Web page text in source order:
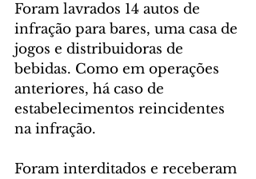
Foram lavrados 14 autos de
infração para bares, uma casa de
jogos e distribuidoras de
bebidas. Como em operações
anteriores, há caso de
estabelecimentos reincidentes
na infração.
Foram interditados e receberam